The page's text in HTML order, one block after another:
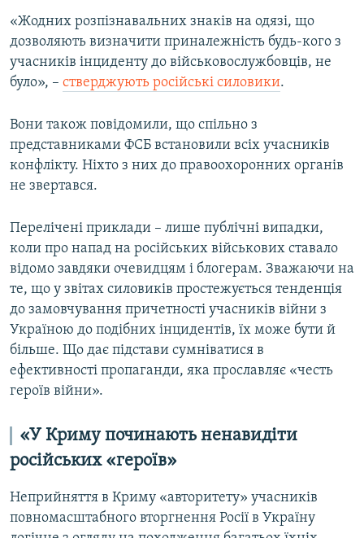
«Жодних розпізнавальних знаків на одязі, що
дозволяють визначити приналежність будь-кого з
учасників інциденту до військовослужбовців, не
було», – стверджують російські силовики.
Вони також повідомили, що спільно з
представниками ФСБ встановили всіх учасників
конфлікту. Ніхто з них до правоохоронних органів
не звертався.
Перелічені приклади – лише публічні випадки,
коли про напад на російських військових ставало
відомо завдяки очевидцям і блогерам. Зважаючи на
те, що у звітах силовиків простежується тенденція
до замовчування причетності учасників війни з
Україною до подібних інцидентів, їх може бути й
більше. Що дає підстави сумніватися в
ефективності пропаганди, яка прославляє «честь
героїв війни».
«У Криму починають ненавидіти
російських «героїв»
Неприйняття в Криму «авторитету» учасників
повномасштабного вторгнення Росії в Україну